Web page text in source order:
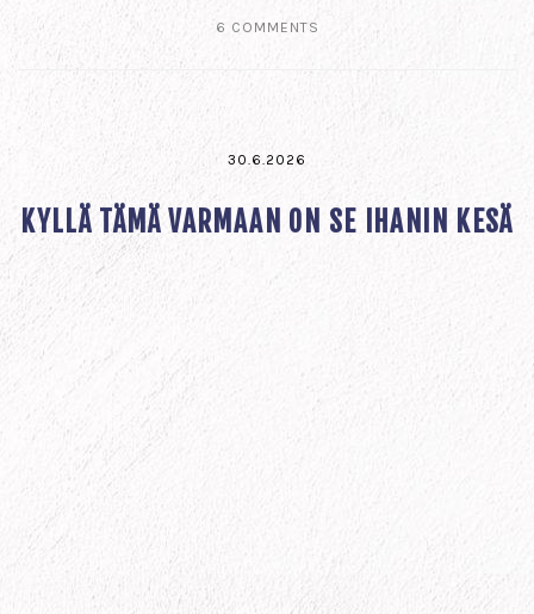
6 COMMENTS
30.6.2026
KYLLÄ TÄMÄ VARMAAN ON SE IHANIN KESÄ